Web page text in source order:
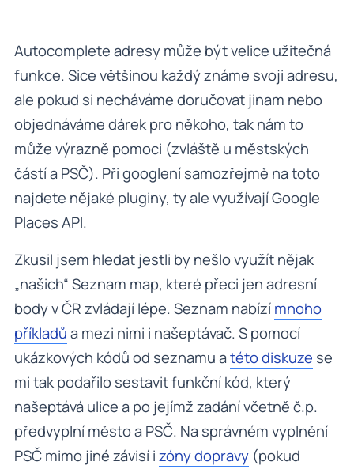
Autocomplete adresy může být velice užitečná
funkce. Sice většinou každý známe svoji adresu,
ale pokud si necháváme doručovat jinam nebo
objednáváme dárek pro někoho, tak nám to
může výrazně pomoci (zvláště u městských
částí a PSČ). Při googlení samozřejmě na toto
najdete nějaké pluginy, ty ale využívají Google
Places API.
Zkusil jsem hledat jestli by nešlo využít nějak
„našich“ Seznam map, které přeci jen adresní
body v ČR zvládají lépe. Seznam nabízímnoho
příkladůa mezi nimi i našeptávač. S pomocí
ukázkových kódů od seznamu atéto diskuze se
mi tak podařilo sestavit funkční kód, který
našeptává ulice a po jejímž zadání včetně č.p.
předvyplní město a PSČ. Na správném vyplnění
PSČ mimo jiné závisí izóny dopravy(pokud